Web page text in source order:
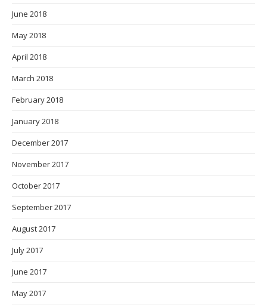
June 2018
May 2018
April 2018
March 2018
February 2018
January 2018
December 2017
November 2017
October 2017
September 2017
August 2017
July 2017
June 2017
May 2017